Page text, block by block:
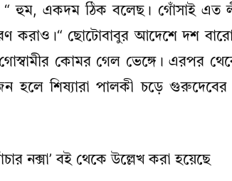
“ হুম, একদম ঠিক বলেছ। গোঁসাই এত
করাও।“ ছোটোবাবুর আদেশে দশ
কোমর গেল ভেঙ্গে। এরপর
হলে শিষ্যারা পালকী চড়ে গুরুদেবের
নক্সা’ বই থেকে উল্লেখ করা হয়েছে